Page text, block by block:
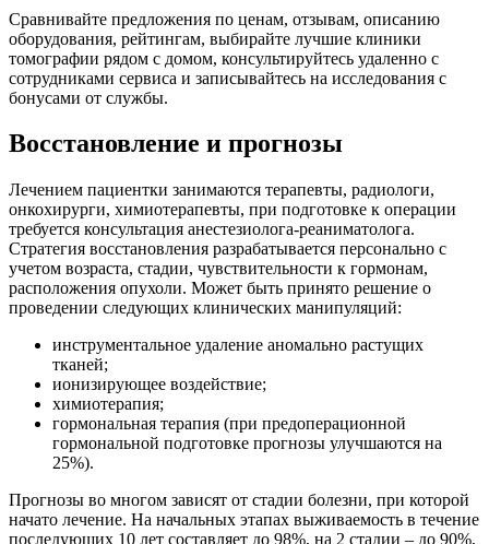
Сравнивайте предложения по ценам, отзывам, описанию
оборудования, рейтингам, выбирайте лучшие клиники
томографии рядом с домом, консультируйтесь удаленно с
сотрудниками сервиса и записывайтесь на исследования с
бонусами от службы.
Восстановление и прогнозы
Лечением пациентки занимаются терапевты, радиологи,
онкохирурги, химиотерапевты, при подготовке к операции
требуется консультация анестезиолога-реаниматолога.
Стратегия восстановления разрабатывается персонально с
учетом возраста, стадии, чувствительности к гормонам,
расположения опухоли. Может быть принято решение о
проведении следующих клинических манипуляций:
инструментальное удаление аномально растущих
тканей;
ионизирующее воздействие;
химиотерапия;
гормональная терапия (при предоперационной
гормональной подготовке прогнозы улучшаются на
25%).
Прогнозы во многом зависят от стадии болезни, при которой
начато лечение. На начальных этапах выживаемость в течение
последующих 10 лет составляет до 98%, на 2 стадии – до 90%,